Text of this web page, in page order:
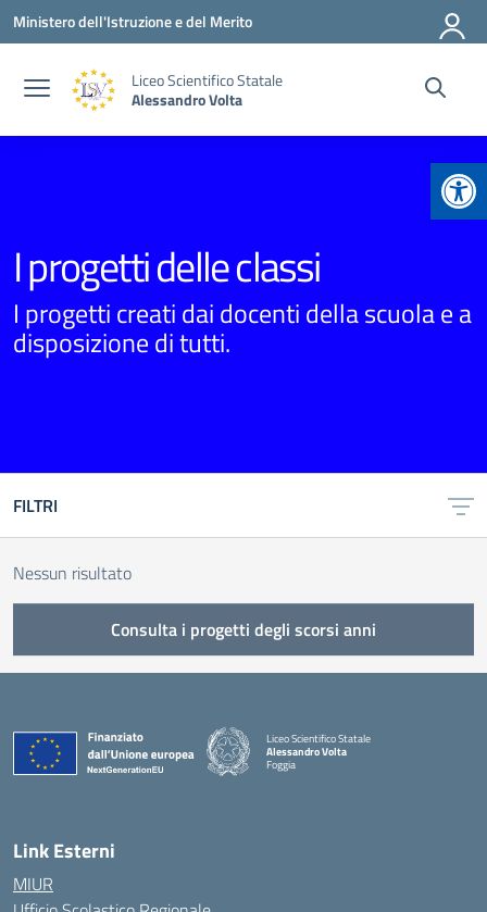
Vai ai contenuti
Vai al menu di navigazione
Vai al footer
Ministero dell'Istruzione e del Merito
Liceo Scientifico Statale
Alessandro Volta
I progetti delle classi
I progetti creati dai docenti della scuola e a
disposizione di tutti.
FILTRI
Nessun risultato
Consulta i progetti degli scorsi anni
Liceo Scientifico Statale
Alessandro Volta
Foggia
— Visita la pagina iniziale della scuola
Link Esterni
MIUR